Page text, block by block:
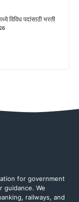
विविध पदांसाठी भरती
for government
guidance. We
railways, and